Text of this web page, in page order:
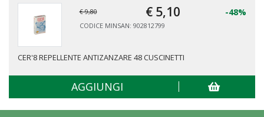
€ 9,80 € 5,10 -48%
CODICE MINSAN: 902812799
CER'8 REPELLENTE ANTIZANZARE 48 CUSCINETTI
AGGIUNGI